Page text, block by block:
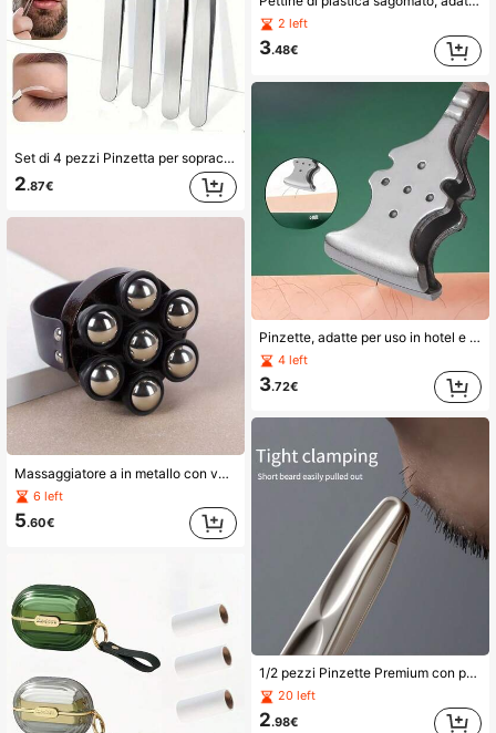
Set di 4 pezzi Pinzetta per sopracciglia in acciaio inossidabile inclinata, strumento per la rimozione dei peli fini, strumento per il trucco, rimozione dei peli del viso, rifinitura, facile da trasportare a casa
2.87€
Massaggiatore a in metallo con velocità regolabile, design in legno - Adatto per muscoli e stimolazione | Strumento da massaggio ergonomico e portatile per uso domestico/ufficio
6 left
5.60€
2 left
3.48€
Pinzette, adatte per uso in hotel e casa, molto pratiche per rimuovere peli del viso e sopracciglia
4 left
3.72€
1/2 pezzi Pinzette Premium con punta rotonda per la rimozione di sopracciglia e peli del viso | Impugnatura senza cuciture, rifinitura precisa per capelli corti, facile combinazione di sopracciglia, barba, basette - Strumento di bellezza durevole per uomini e donne, in acciaio inossidabile, non elettrico
20 left
2.98€